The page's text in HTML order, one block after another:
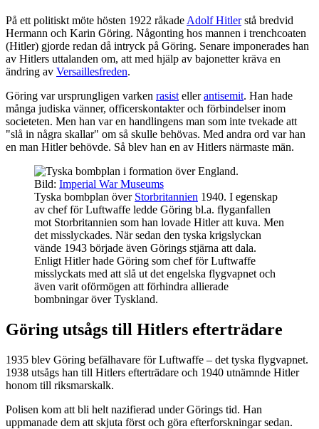
På ett politiskt möte hösten 1922 råkade Adolf Hitlerstå bredvid
Hermann och Karin Göring. Någonting hos mannen i trenchcoaten
(Hitler) gjorde redan då intryck på Göring. Senare imponerades han
av Hitlers uttalanden om, att med hjälp av bajonetter kräva en
ändring av Versaillesfreden.
Göring var ursprungligen varken rasist ellerantisemit. Han hade
många judiska vänner, officerskontakter och förbindelser inom
societeten. Men han var en handlingens man som inte tvekade att
"slå in några skallar" om så skulle behövas. Med andra ord var han
en man Hitler behövde. Så blev han en av Hitlers närmaste män.
Bild: Imperial War Museums
Tyska bombplan över Storbritannien 1940. I egenskap
av chef för Luftwaffe ledde Göring bl.a. flyganfallen
mot Storbritannien som han lovade Hitler att kuva. Men
det misslyckades. När sedan den tyska krigslyckan
vände 1943 började även Görings stjärna att dala.
Enligt Hitler hade Göring som chef för Luftwaffe
misslyckats med att slå ut det engelska flygvapnet och
även varit oförmögen att förhindra allierade
bombningar över Tyskland.
Göring utsågs till Hitlers efterträdare
1935 blev Göring befälhavare för Luftwaffe – det tyska flygvapnet.
1938 utsågs han till Hitlers efterträdare och 1940 utnämnde Hitler
honom till riksmarskalk.
Polisen kom att bli helt nazifierad under Görings tid. Han
uppmanade dem att skjuta först och göra efterforskningar sedan.